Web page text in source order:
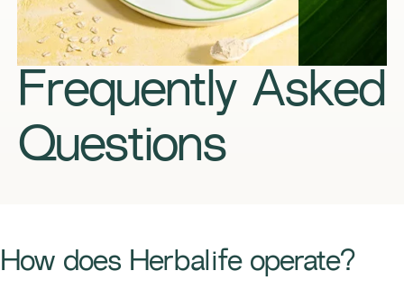
Frequently Asked
Questions
How does Herbalife operate?​